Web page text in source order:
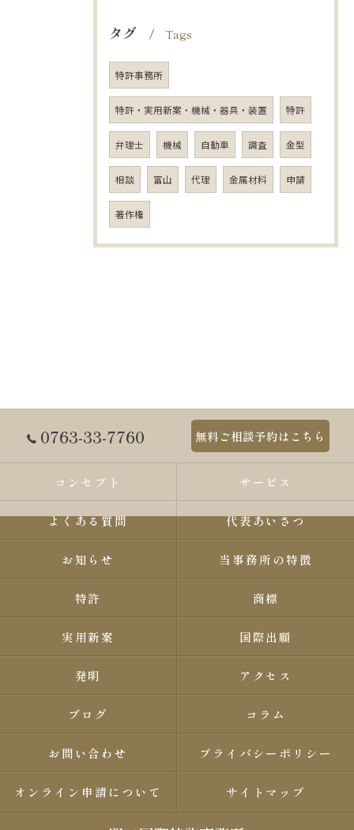
タグ Tags
特許事務所
特許・実用新案・機械・器具・装置 特許
弁理士 機械 自動車 調査 金型
相談 富山 代理 金属材料 申請
著作権
0763-33-7760 無料ご相談予約はこちら
コンセプト サービス
よくある質問 代表あいさつ
お知らせ 当事務所の特徴
特許 商標
実用新案 国際出願
発明 アクセス
ブログ コラム
お問い合わせ プライバシーポリシー
オンライン申請について サイトマップ